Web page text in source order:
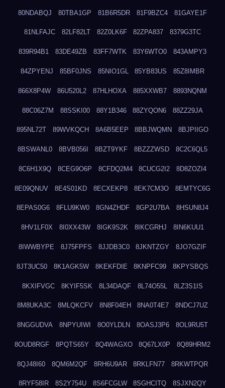
80NDABQJ 80TBA1GP 81B6R5DR 81F9BZC4 81GAYE1F
81NLFAJC 82LF82LT 82Z0LK6F 82ZPA837 8379G3TC
839R94B1 83DE49ZB 83FF7WTK 83Y6WTO0 843AMPY3
84ZPYENJ 85BF0JNS 85NIO1GL 85YB83US 85Z8IMBR
866X8P4W 86U520L2 87HLHOXA 885XXWB7 8893NQNM
88C06Z7M 88SSKI00 88Y1B346 88ZYQON6 88ZZ29JA
895NL72T 89WVKQCH 8A6B5EEP 8BBJWQMN 8BJPIIGO
8BSWANL0 8BVB056I 8BZT9YKF 8BZZZWSD 8C2C6QL5
8C6H1X9Q 8CEG9O6P 8CFDQ2M4 8CUCG2I2 8D8ZOZI4
8E09QNUV 8E4S01KD 8ECXEKP8 8EK7CM3O 8EMTYC6G
8EPAS0G6 8FLU9KW0 8GN4ZHDF 8GP2U7BA 8HSUN8J4
8HV1LF0X 8I0XX43W 8IGK9S2K 8IKCGRHJ 8IN6KUU1
8IWWBYPE 8J75FPFS 8JJDB3C0 8JKNTZGY 8JO7GZIF
8JT3UC50 8K1AGK5W 8KEKFDIE 8KNPFC99 8KPYSBQS
8KXIFVGC 8KYIF5SK 8L34DAQF 8L74O55L 8LZ3S1IS
8M8UKA3C 8MLQKCFV 8N8F04EH 8NA0T4E7 8NDCJ7UZ
8NGGUDVA 8NPYUIWI 8O0YLDLN 8OASJ3P6 8OL9RU5T
8OUD8RGF 8PQTS65Y 8Q4WAGXO 8Q67LX0P 8Q89HRM2
8QJ48I60 8QM6M2QF 8RH6U9AR 8RKLFN77 8RKWTPQR
8RYF58IR 8S2Y754U 8S6FCGLW 8SGHCITQ 8SJXN2QY